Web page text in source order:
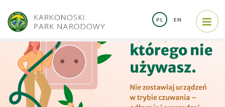
PL EN